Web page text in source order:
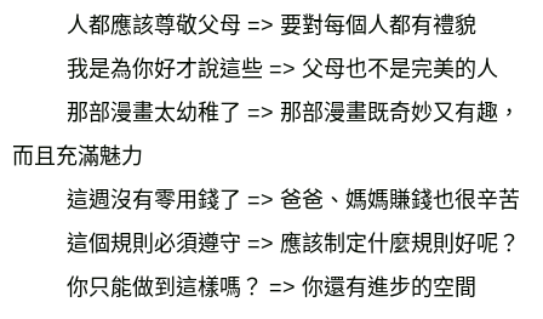
人都應該尊敬父母 => 要對每個人都有禮貌
我是為你好才說這些 => 父母也不是完美的人
那部漫畫太幼稚了 => 那部漫畫既奇妙又有趣，
而且充滿魅力
這週沒有零用錢了 => 爸爸、媽媽賺錢也很辛苦
這個規則必須遵守 => 應該制定什麼規則好呢？
你只能做到這樣嗎？ => 你還有進步的空間